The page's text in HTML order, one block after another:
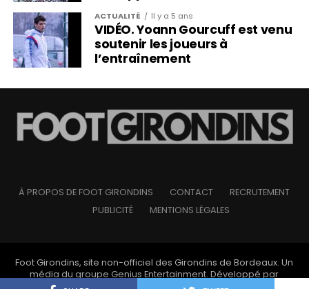
ACTUALITÉ Il y a 5 ans
VIDÉO. Yoann Gourcuff est venu
soutenir les joueurs à
l’entraînement
À PROPOS DE FOOT GIRONDINS CONTACT
RECRUTEMENT
PUBLICITÉ
MENTIONS LÉGALES
Foot Girondins, site non-officiel des Girondins de Bordeaux. Un
média du groupeGenius Entertainment. Développé par
agence web Developeo.